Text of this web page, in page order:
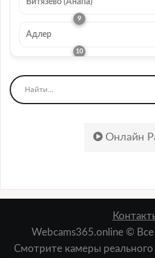
Адлер
Онлайн
Webcams365.online ©
Смотрите камеры